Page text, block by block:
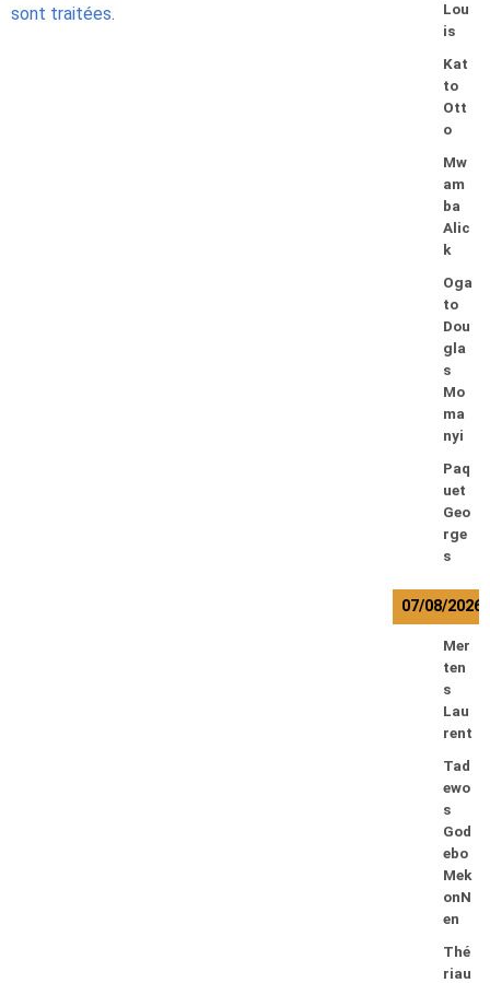
sont traitées.
Lou
is
Kat
to
Ott
o
Mw
am
ba
Alic
k
Oga
to
Dou
gla
s
Mo
ma
nyi
Paq
uet
Geo
rge
s
07/08/2026
Mer
ten
s
Lau
rent
Tad
ewo
s
God
ebo
Mek
onN
en
Thé
riau